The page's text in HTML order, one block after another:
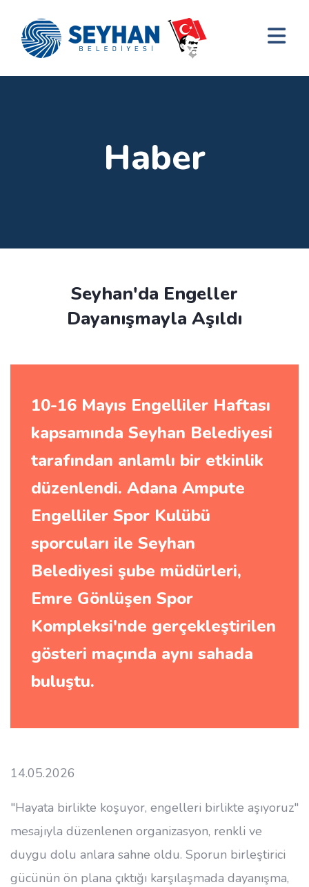
Haber
Seyhan'da Engeller
Dayanışmayla Aşıldı
10-16 Mayıs Engelliler Haftası
kapsamında Seyhan Belediyesi
tarafından anlamlı bir etkinlik
düzenlendi. Adana Ampute
Engelliler Spor Kulübü
sporcuları ile Seyhan
Belediyesi şube müdürleri,
Emre Gönlüşen Spor
Kompleksi'nde gerçekleştirilen
gösteri maçında aynı sahada
buluştu.
14.05.2026
"Hayata birlikte koşuyor, engelleri birlikte aşıyoruz"
mesajıyla düzenlenen organizasyon, renkli ve
duygu dolu anlara sahne oldu. Sporun birleştirici
gücünün ön plana çıktığı karşılaşmada dayanışma,